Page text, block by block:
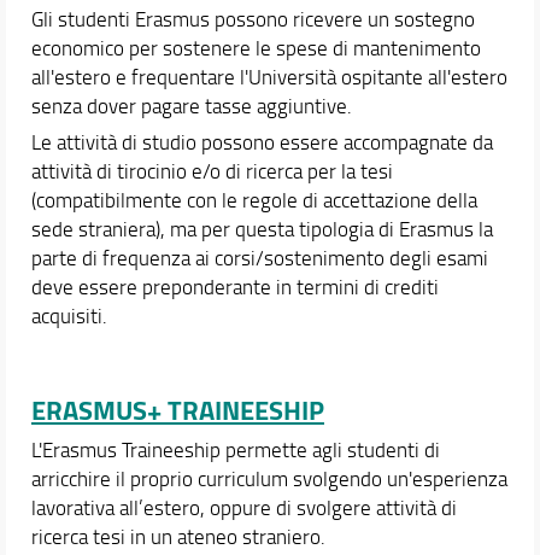
Gli studenti Erasmus possono ricevere un sostegno
economico per sostenere le spese di mantenimento
all'estero e frequentare l'Università ospitante all'estero
senza dover pagare tasse aggiuntive.
Le attività di studio possono essere accompagnate da
attività di tirocinio e/o di ricerca per la tesi
(compatibilmente con le regole di accettazione della
sede straniera), ma per questa tipologia di Erasmus la
parte di frequenza ai corsi/sostenimento degli esami
deve essere preponderante in termini di crediti
acquisiti.
ERASMUS+ TRAINEESHIP
L'Erasmus Traineeship permette agli studenti di
arricchire il proprio curriculum svolgendo un'esperienza
lavorativa all’estero, oppure di svolgere attività di
ricerca tesi in un ateneo straniero.